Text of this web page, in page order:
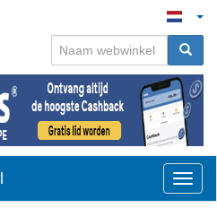
Toggle